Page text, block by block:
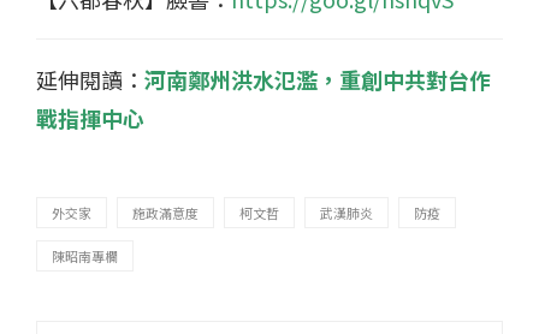
延伸閱讀： 河南鄭州洪水氾濫，重創中共對台作
戰指揮中心
外交家 施政滿意度 柯文哲 武漢肺炎 防疫
陳昭南專欄